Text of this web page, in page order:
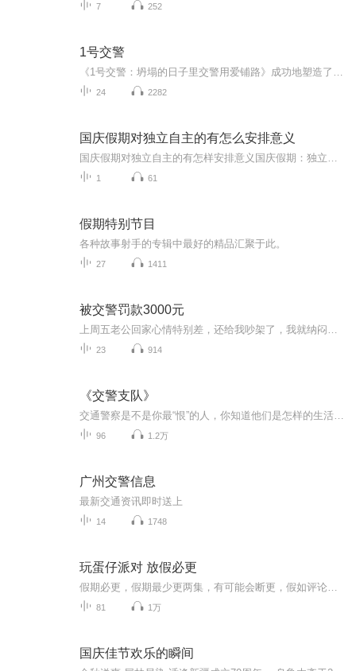
7 252
1号交警
24 2282
国庆假期对独立自主的有怎么安排意义
1 61
假期特别节目
各种故事射手的专辑中最好的精品汇聚于此。
27 1411
被交警罚款3000元
23 914
《交警支队》
96 1.2万
广州交警信息
最新交通资讯即时送上
14 1748
玩蛋仔派对 放假必更
81 1万
国庆佳节欢乐的瞬间